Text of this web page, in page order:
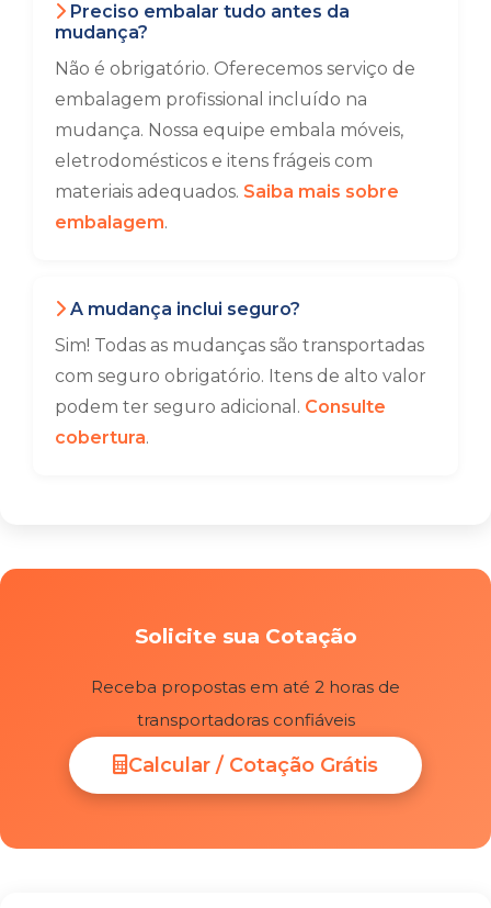
Preciso embalar tudo antes da
mudança?
Não é obrigatório. Oferecemos serviço de
embalagem profissional incluído na
mudança. Nossa equipe embala móveis,
eletrodomésticos e itens frágeis com
materiais adequados. Saiba mais sobre
embalagem.
A mudança inclui seguro?
Sim! Todas as mudanças são transportadas
com seguro obrigatório. Itens de alto valor
podem ter seguro adicional. Consulte
cobertura.
Solicite sua Cotação
Receba propostas em até 2 horas de
transportadoras confiáveis
Calcular / Cotação Grátis